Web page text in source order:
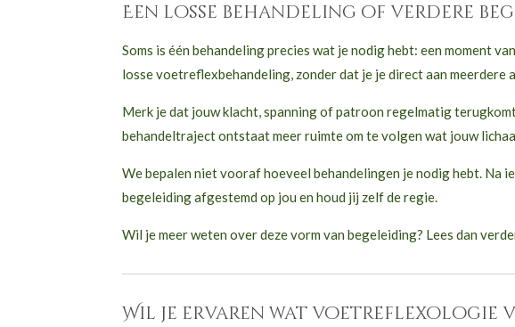
Een losse behandeling of verdere
Soms is één behandeling precies wat je nodig hebt: een moment
losse voetreflexbehandeling, zonder dat je je direct aan meerdere
Merk je dat jouw klacht, spanning of patroon regelmatig
behandeltraject ontstaat meer ruimte om te volgen wat jouw
We bepalen niet vooraf hoeveel behandelingen je nodig hebt. Na
begeleiding afgestemd op jou en houd jij zelf de regie.
Wil je meer weten over deze vorm van begeleiding? Lees dan
Wil je ervaren wat voetreflexologie